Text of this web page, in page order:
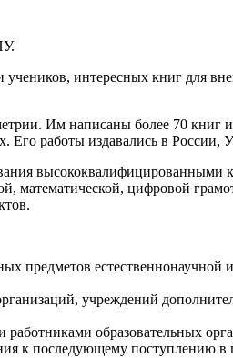
интересных книг для
Им написаны более 70 книг
работы издавались в России,
высококвалифицированными
математической, цифровой
предметов
учреждений
образовательных
к последующему поступлению в